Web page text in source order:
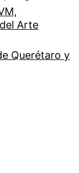
Arte
Querétaro y